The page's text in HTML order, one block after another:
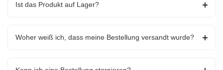
Ist das Produkt auf Lager?
Woher weiß ich, dass meine Bestellung versandt wurde?